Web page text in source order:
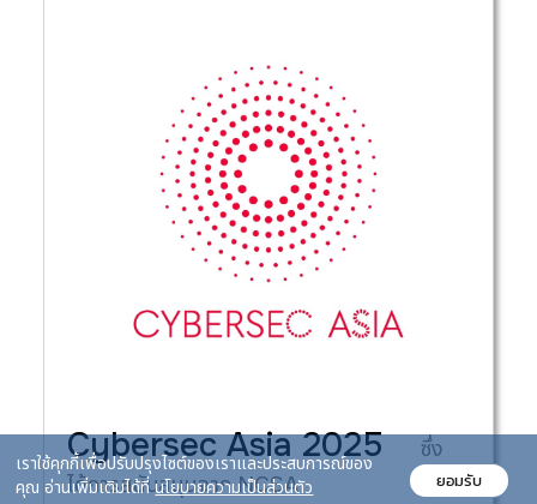
Cybersec Asia 2025ซึ่ง
ได้การสนับสนุนจาก NCSA
เราใช้คุกกี้เพื่อปรับปรุงไซต์ของเราและประสบการณ์ของ
คุณ อ่านเพิ่มเติมได้ที่ นโยบายความเป็นส่วนตัว ยอมรับ